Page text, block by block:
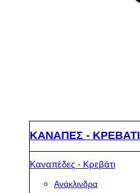
ΚΑΝΑΠΕΣ - ΚΡΕΒΑΤΙ
Καναπέδες - Κρεβάτι
Ανάκλινδρα